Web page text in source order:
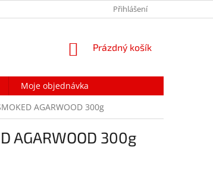
NAPIŠTE NÁM
Přihlášení
NÁKUPNÍ
Prázdný košík
Moje objednávka
AGARWOOD 300g
AGARWOOD 300g